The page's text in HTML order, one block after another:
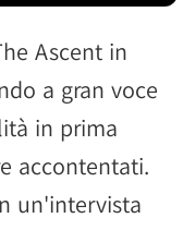
Ascent in
a gran voce
in prima
accontentati.
un'intervista